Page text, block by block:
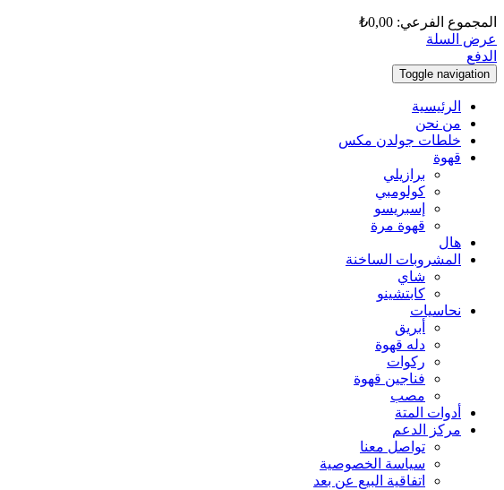
المجموع الفرعي: ₺0,00
عرض السلة
الدفع
Toggle navigation
الرئيسية
من نحن
خلطات جولدن مكس
قهوة
برازيلي
كولومبي
إسبريسو
قهوة مرة
هال
المشروبات الساخنة
شاي
كابتشينو
نحاسيات
أبريق
‏دله قهوة
ركوات
فناجين قهوة
مصب
أدوات المتة
مركز الدعم
تواصل معنا
سياسة الخصوصية
اتفاقية البيع عن بعد